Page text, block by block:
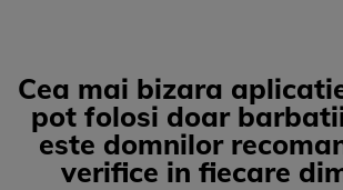
Cea mai bizara
pot folosi doar
este domnilor
verifice in fiecare